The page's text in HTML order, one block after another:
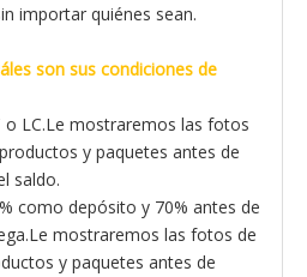
importar quiénes sean.
son sus condiciones de
o LC.Le mostraremos las fotos
y paquetes antes de
saldo.
como depósito y 70% antes de
mostraremos las fotos de
y paquetes antes de